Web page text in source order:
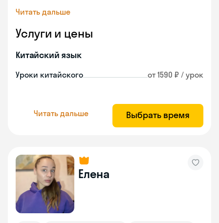
Читать дальше
Услуги и цены
Китайский язык
Уроки китайского от 1590 ₽ / урок
Читать дальше Выбрать время
Елена